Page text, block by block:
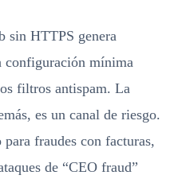
sin HTTPS genera
configuración mínima
filtros antispam. La
es un canal de riesgo.
fraudes con facturas,
de “CEO fraud”